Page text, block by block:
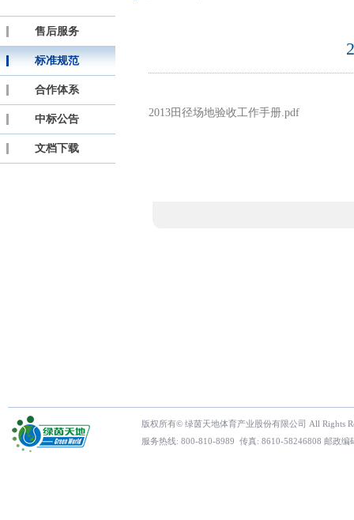
售后服务
标准规范
合作体系
中标公告
文档下载
2013田径场地验收工作手册.pdf
版权所有© 绿茵天地体育产业股份有限公司 All Rights
服务热线: 800-810-8989 传真: 8610-58246808 邮政